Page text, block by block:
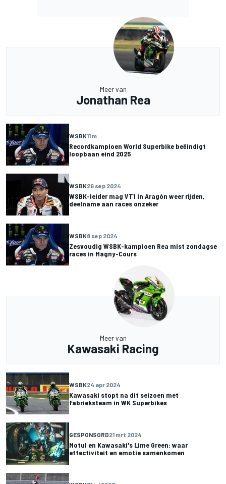
Meer van
Jonathan Rea
WSBK11 m
Recordkampioen World Superbike beëindigt
loopbaan eind 2025
WSBK26 sep 2024
WSBK-leider mag VT1 in Aragón weer rijden,
deelname aan races onzeker
WSBK8 sep 2024
Zesvoudig WSBK-kampioen Rea mist zondagse
races in Magny-Cours
Meer van
Kawasaki Racing
WSBK24 apr 2024
Kawasaki stopt na dit seizoen met
fabrieksteam in WK Superbikes
GESPONSORD21 mrt 2024
Motul en Kawasaki's Lime Green: waar
effectiviteit en emotie samenkomen